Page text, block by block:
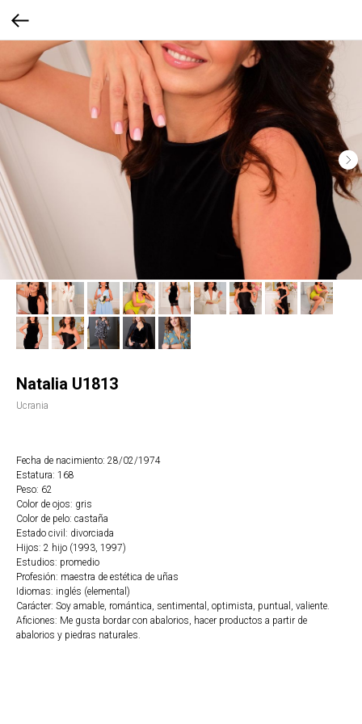
Natalia U1813
Ucrania
Fecha de nacimiento: 28/02/1974
Estatura: 168
Peso: 62
Color de ojos: gris
Color de pelo: castaña
Estado civil: divorciada
Hijos: 2 hijo (1993, 1997)
Estudios: promedio
Profesión: maestra de estética de uñas
Idiomas: inglés (elemental)
Carácter: Soy amable, romántica, sentimental, optimista, puntual, valiente.
Aficiones: Me gusta bordar con abalorios, hacer productos a partir de
abalorios y piedras naturales.